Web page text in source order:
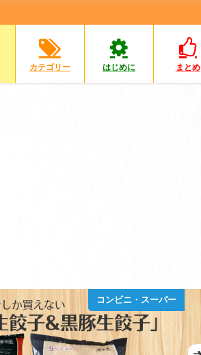
カテゴリー はじめに まとめ
コンビニ・スーパー